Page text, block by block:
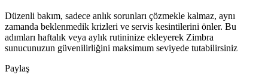
Düzenli bakım, sadece anlık sorunları çözmekle kalmaz, aynı
zamanda beklenmedik krizleri ve servis kesintilerini önler. Bu
adımları haftalık veya aylık rutininize ekleyerek Zimbra
sunucunuzun güvenilirliğini maksimum seviyede tutabilirsiniz
Paylaş